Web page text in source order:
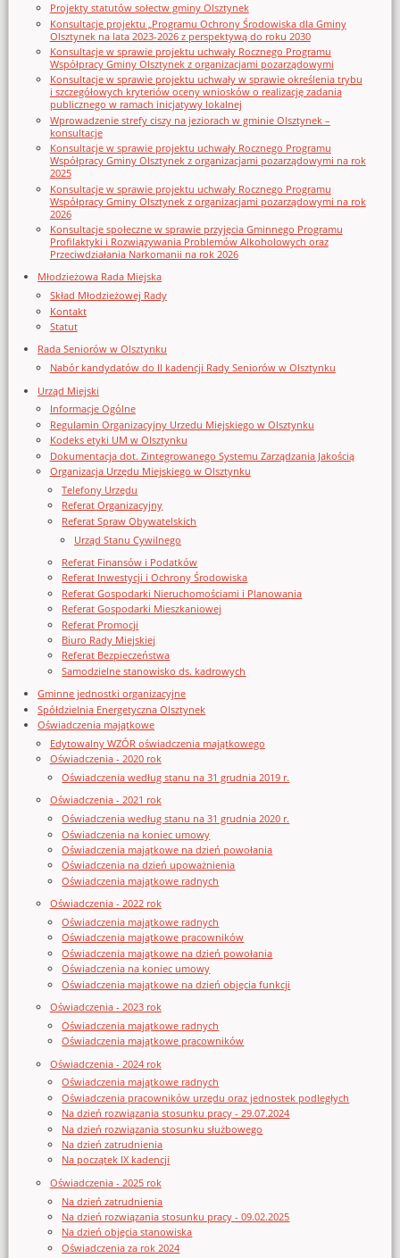
Projekty statutów sołectw gminy Olsztynek
Konsultacje projektu „Programu Ochrony Środowiska dla Gminy
Olsztynek na lata 2023-2026 z perspektywą do roku 2030
Konsultacje w sprawie projektu uchwały Rocznego Programu
Współpracy Gminy Olsztynek z organizacjami pozarządowymi
Konsultacje w sprawie projektu uchwały w sprawie określenia trybu
i szczegółowych kryteriów oceny wniosków o realizację zadania
publicznego w ramach inicjatywy lokalnej
Wprowadzenie strefy ciszy na jeziorach w gminie Olsztynek –
konsultacje
Konsultacje w sprawie projektu uchwały Rocznego Programu
Współpracy Gminy Olsztynek z organizacjami pozarządowymi na rok
2025
Konsultacje w sprawie projektu uchwały Rocznego Programu
Współpracy Gminy Olsztynek z organizacjami pozarządowymi na rok
2026
Konsultacje społeczne w sprawie przyjęcia Gminnego Programu
Profilaktyki i Rozwiązywania Problemów Alkoholowych oraz
Przeciwdziałania Narkomanii na rok 2026
Młodzieżowa Rada Miejska
Skład Młodzieżowej Rady
Kontakt
Statut
Rada Seniorów w Olsztynku
Nabór kandydatów do II kadencji Rady Seniorów w Olsztynku
Urząd Miejski
Informacje Ogólne
Regulamin Organizacyjny Urzedu Miejskiego w Olsztynku
Kodeks etyki UM w Olsztynku
Dokumentacja dot. Zintegrowanego Systemu Zarządzania Jakością
Organizacja Urzędu Miejskiego w Olsztynku
Telefony Urzędu
Referat Organizacyjny
Referat Spraw Obywatelskich
Urząd Stanu Cywilnego
Referat Finansów i Podatków
Referat Inwestycji i Ochrony Środowiska
Referat Gospodarki Nieruchomościami i Planowania
Referat Gospodarki Mieszkaniowej
Referat Promocji
Biuro Rady Miejskiej
Referat Bezpieczeństwa
Samodzielne stanowisko ds. kadrowych
Gminne jednostki organizacyjne
Spółdzielnia Energetyczna Olsztynek
Oświadczenia majątkowe
Edytowalny WZÓR oświadczenia majątkowego
Oświadczenia - 2020 rok
Oświadczenia według stanu na 31 grudnia 2019 r.
Oświadczenia - 2021 rok
Oświadczenia według stanu na 31 grudnia 2020 r.
Oświadczenia na koniec umowy
Oświadczenia majątkowe na dzień powołania
Oświadczenia na dzień upoważnienia
Oświadczenia majątkowe radnych
Oświadczenia - 2022 rok
Oświadczenia majątkowe radnych
Oświadczenia majątkowe pracowników
Oświadczenia majątkowe na dzień powołania
Oświadczenia na koniec umowy
Oświadczenia majątkowe na dzień objęcia funkcji
Oświadczenia - 2023 rok
Oświadczenia majątkowe radnych
Oświadczenia majątkowe pracowników
Oświadczenia - 2024 rok
Oświadczenia majątkowe radnych
Oświadczenia pracowników urzędu oraz jednostek podległych
Na dzień rozwiązania stosunku pracy - 29.07.2024
Na dzień rozwiązania stosunku służbowego
Na dzień zatrudnienia
Na początek IX kadencji
Oświadczenia - 2025 rok
Na dzień zatrudnienia
Na dzień rozwiązania stosunku pracy - 09.02.2025
Na dzień objęcia stanowiska
Oświadczenia za rok 2024